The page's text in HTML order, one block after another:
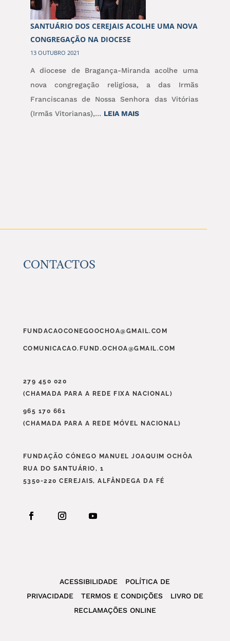
PRESIDE
À
DO
IMACULADO
SANTUÁRIO DOS CEREJAIS ACOLHE UMA NOVA
CONGREGAÇÃO NA DIOCESE
13 OUTUBRO 2021
A diocese de Bragança-Miranda acolhe uma
nova congregação religiosa, a das Irmãs
Franciscanas de Nossa Senhora das Vitórias
(Irmãs Vitorianas),… LEIA MAIS:
NA
CONTACTOS
FUNDACAOCONEGOOCHOA@GMAIL.COM
COMUNICACAO.FUND.OCHOA@GMAIL.COM
279 450 020
(CHAMADA PARA A REDE FIXA NACIONAL)
965 170 661
(CHAMADA PARA A REDE MÓVEL NACIONAL)
FUNDAÇÃO CÓNEGO MANUEL JOAQUIM OCHÔA
RUA DO SANTUÁRIO, 1
5350-220 CEREJAIS, ALFÂNDEGA DA FÉ
ACESSIBILIDADE POLÍTICA DE
PRIVACIDADE TERMOS E CONDIÇÕESLIVRO DE
RECLAMAÇÕES ONLINE